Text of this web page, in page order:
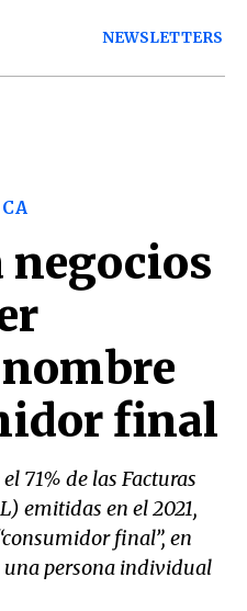
NEWSLETTERS
negocios
final
71% de las Facturas
emitidas en el 2021,
final”, en
una persona individual